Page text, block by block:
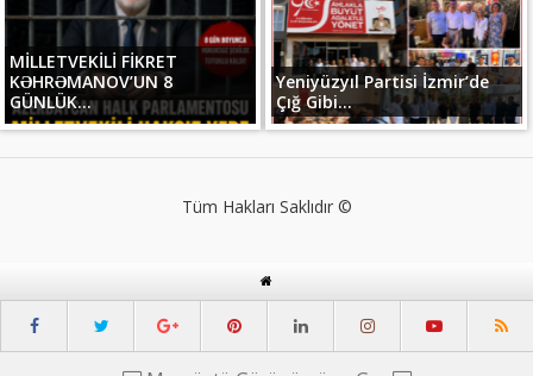
MİLLETVEKİLİ FİKRET
KƏHRƏMANOV’UN 8
GÜNLÜK...
Yeniyüzyıl Partisi İzmir’de
Çığ Gibi...
Tüm Hakları Saklıdır ©